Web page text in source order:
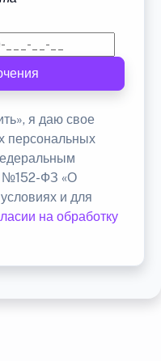
я даю свое
персональных
№152-ФЗ «О
и для
на обработку